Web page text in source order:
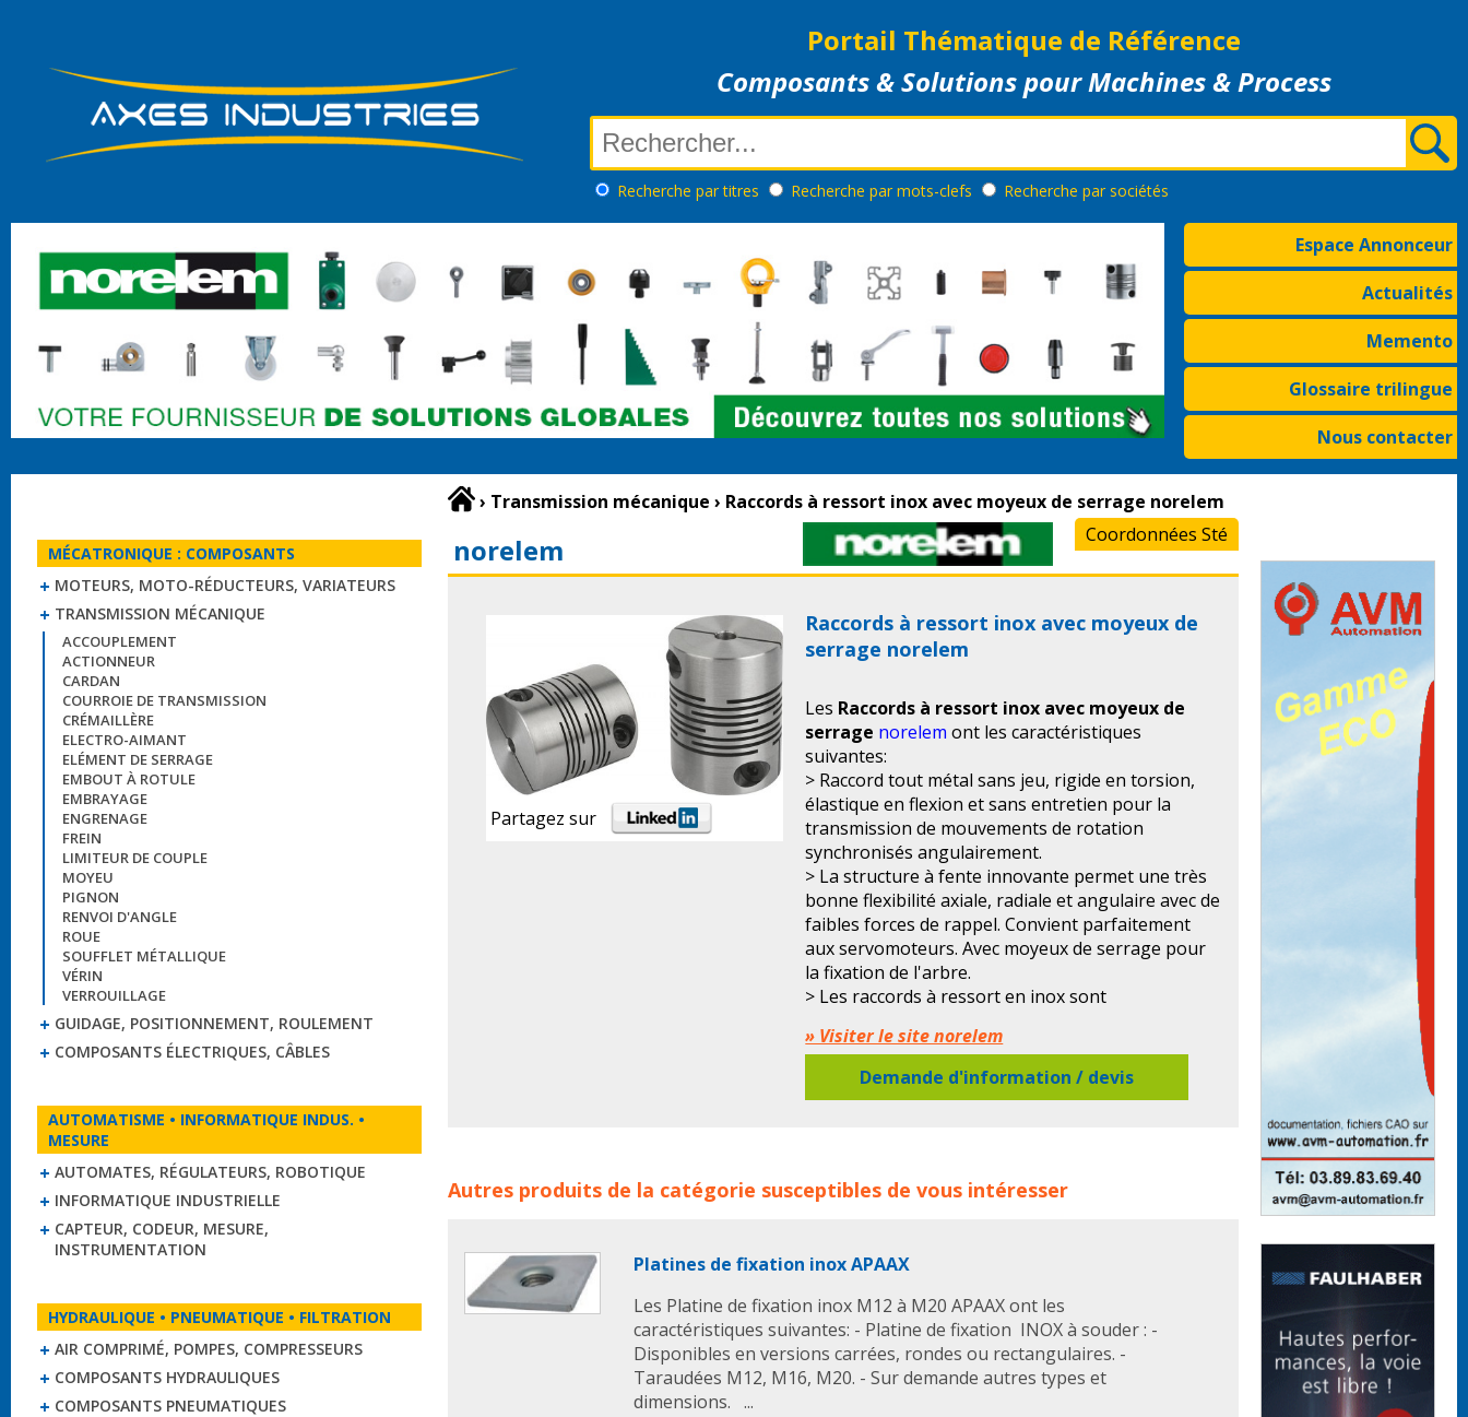
Portail Thématique de Référence
Composants & Solutions pour Machines & Process
Recherche par titres Recherche par mots-clefs Recherche par sociétés
Espace Annonceur
Actualités
Memento
Glossaire trilingue
Nous contacter
MÉCATRONIQUE : COMPOSANTS
MOTEURS, MOTO-RÉDUCTEURS, VARIATEURS
TRANSMISSION MÉCANIQUE
ACCOUPLEMENT
ACTIONNEUR
CARDAN
COURROIE DE TRANSMISSION
CRÉMAILLÈRE
ELECTRO-AIMANT
ELÉMENT DE SERRAGE
EMBOUT À ROTULE
EMBRAYAGE
ENGRENAGE
FREIN
LIMITEUR DE COUPLE
MOYEU
PIGNON
RENVOI D'ANGLE
ROUE
SOUFFLET MÉTALLIQUE
VÉRIN
VERROUILLAGE
GUIDAGE, POSITIONNEMENT, ROULEMENT
COMPOSANTS ÉLECTRIQUES, CÂBLES
AUTOMATISME • INFORMATIQUE INDUS. •
MESURE
AUTOMATES, RÉGULATEURS, ROBOTIQUE
INFORMATIQUE INDUSTRIELLE
CAPTEUR, CODEUR, MESURE,
INSTRUMENTATION
HYDRAULIQUE • PNEUMATIQUE • FILTRATION
AIR COMPRIMÉ, POMPES, COMPRESSEURS
COMPOSANTS HYDRAULIQUES
COMPOSANTS PNEUMATIQUES
› Transmission mécanique › Raccords à ressort inox avec moyeux de serrage norelem
norelem Coordonnées Sté
Partagez sur
Raccords à ressort inox avec moyeux de
serrage norelem
Les Raccords à ressort inox avec moyeux de
serrage norelemont les caractéristiques
suivantes:
> Raccord tout métal sans jeu, rigide en torsion,
élastique en flexion et sans entretien pour la
transmission de mouvements de rotation
synchronisés angulairement.
> La structure à fente innovante permet une très
bonne flexibilité axiale, radiale et angulaire avec de
faibles forces de rappel. Convient parfaitement
aux servomoteurs. Avec moyeux de serrage pour
la fixation de l'arbre.
> Les raccords à ressort en inox sont
et pharmaceutique.
> Plage de température :
» Visiter le site norelem
Demande d'information / devis
norelemraccord raccords a ressort inox
Autres produits de la catégorie susceptibles de vous intéresser
Platines de fixation inox APAAX
Les Platine de fixation inox M12 à M20 APAAX ont les
caractéristiques suivantes: - Platine de fixation INOX à souder : -
Disponibles en versions carrées, rondes ou rectangulaires. -
Taraudées M12, M16, M20. - Sur demande autres types et
dimensions. ...